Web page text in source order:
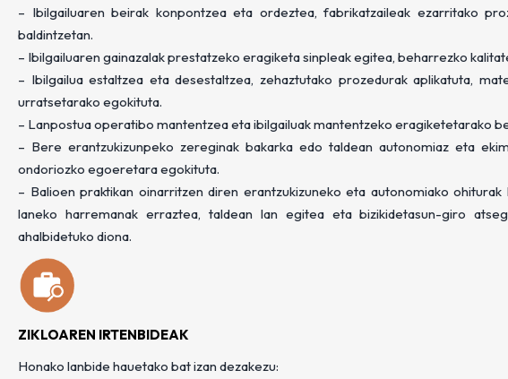
– Ibilgailuaren beirak konpontzea eta ordeztea, fabrikatzaileak ezarritako
baldintzetan.
– Ibilgailuaren gainazalak prestatzeko eragiketa sinpleak egitea, beharrezko
– Ibilgailua estaltzea eta desestaltzea, zehaztutako prozedurak aplikatuta,
urratsetarako egokituta.
– Lanpostua operatibo mantentzea eta ibilgailuak mantentzeko eragiketetarako
– Bere erantzukizunpeko zereginak bakarka edo taldean autonomiaz eta
ondoriozko egoeretara egokituta.
– Balioen praktikan oinarritzen diren erantzukizuneko eta autonomiako
laneko harremanak erraztea, taldean lan egitea eta bizikidetasun-giro
ahalbidetuko diona.
ZIKLOAREN IRTENBIDEAK
Honako lanbide hauetako bat izan dezakezu: